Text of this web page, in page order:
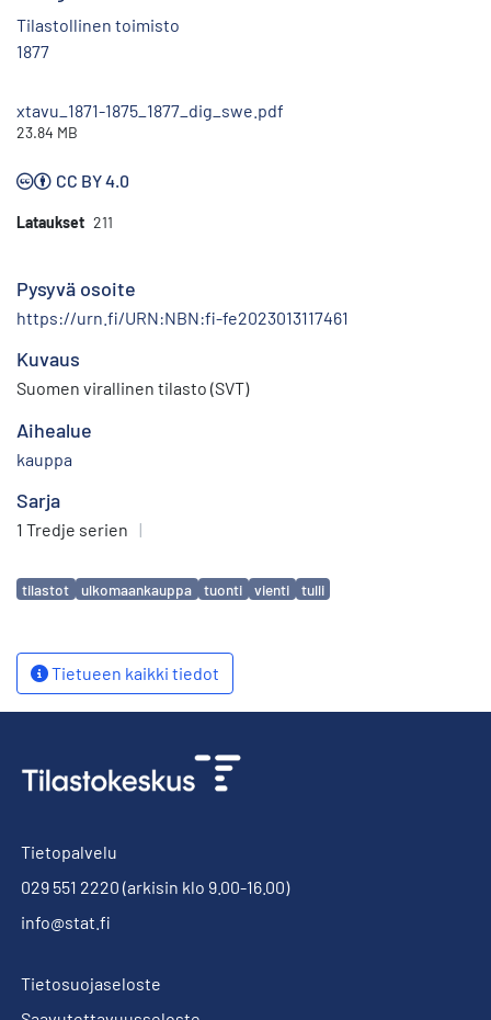
Tilastollinen toimisto
1877
xtavu_1871-1875_1877_dig_swe.pdf
23.84 MB
CC BY 4.0
Lataukset 211
Pysyvä osoite
https://urn.fi/URN:NBN:fi-fe2023013117461
Kuvaus
Suomen virallinen tilasto (SVT)
Aihealue
kauppa
Sarja
1 Tredje serien |
Avainsanat
tilastot ulkomaankauppa tuonti vienti tulli
Tietueen kaikki tiedot
Tietopalvelu
029 551 2220 (arkisin klo 9.00-16.00)
info@stat.fi
Tietosuojaseloste